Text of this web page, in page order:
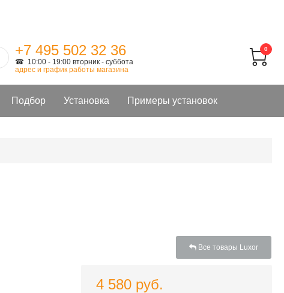
+7 495 502 32 36
☎ 10:00 - 19:00 вторник - суббота
адрес и график работы магазина
0
Подбор Установка Примеры установок
Все товары Luxor
4 580 руб.